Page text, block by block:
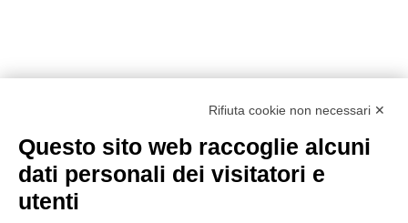
Rifiuta cookie non necessari ✕
Questo sito web raccoglie alcuni
dati personali dei visitatori e
utenti